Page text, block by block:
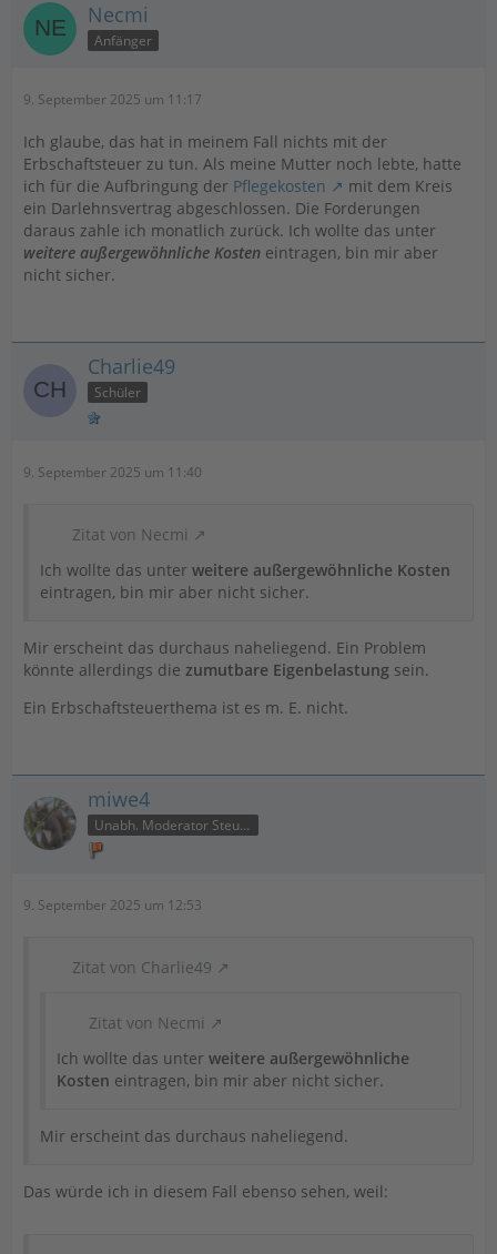
Necmi
Anfänger
9. September 2025 um 11:17
Ich glaube, das hat in meinem Fall nichts mit der
Erbschaftsteuer zu tun. Als meine Mutter noch lebte, hatte
ich für die Aufbringung der Pflegekosten
mit dem Kreis
ein Darlehnsvertrag abgeschlossen. Die Forderungen
daraus zahle ich monatlich zurück. Ich wollte das unter
weitere außergewöhnliche Kosten eintragen, bin mir aber
nicht sicher.
Charlie49
Schüler
9. September 2025 um 11:40
Zitat von Necmi
Ich wollte das unter weitere außergewöhnliche Kosten
eintragen, bin mir aber nicht sicher.
Mir erscheint das durchaus naheliegend. Ein Problem
könnte allerdings die zumutbare Eigenbelastung sein.
Ein Erbschaftsteuerthema ist es m. E. nicht.
miwe4
Unabh. Moderator Steuer
9. September 2025 um 12:53
Zitat von Charlie49
Zitat von Necmi
Ich wollte das unter weitere außergewöhnliche
Kosten eintragen, bin mir aber nicht sicher.
Mir erscheint das durchaus naheliegend.
Das würde ich in diesem Fall ebenso sehen, weil: